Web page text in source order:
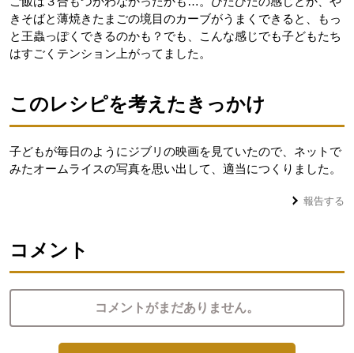
きそばと薄焼きたまごの境目のカーブがうまくできると、もっ
と王蟲っぽくできるのかも？でも、こんな感じでも子どもたち
はすごくテンション上がってました。
このレシピを考えたきっかけ
子どもが毎日のようにジブリの映画を見ていたので、ネットで
みたオームライスの写真を思い出して、適当につくりました。
報告する
コメント
コメントがまだありません。